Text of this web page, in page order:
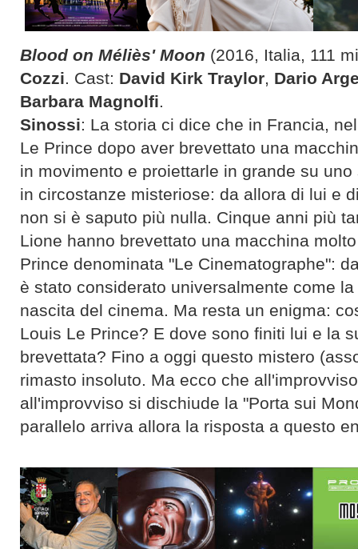
Blood on Méliès' Moon (2016, Italia, 111
Cozzi. Cast: David Kirk Traylor, Dario
Barbara Magnolfi.
Sinossi: La storia ci dice che in Francia,
Le Prince dopo aver brevettato una
in movimento e proiettarle in grande su
in circostanze misteriose: da allora di lui e
non si è saputo più nulla. Cinque anni più
Lione hanno brevettato una macchina
Prince denominata "Le Cinematographe":
è stato considerato universalmente come
nascita del cinema. Ma resta un enigma:
Louis Le Prince? E dove sono finiti lui e la
brevettata? Fino a oggi questo mistero
rimasto insoluto. Ma ecco che
all'improvviso si dischiude la "Porta sui
parallelo arriva allora la risposta a questo